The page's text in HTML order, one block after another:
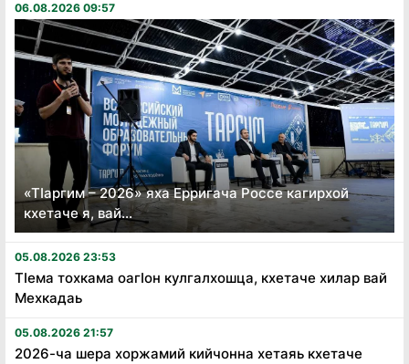
06.08.2026 09:57
«Тӏаргим – 2026» яха Ерригача Россе кагирхой
кхетаче я, вай...
05.08.2026 23:53
Тӏема тохкама оагӏон кулгалхошца, кхетаче хилар вай
Мехкадаь
05.08.2026 21:57
2026-ча шера хоржамий кийчонна хетаяь кхетаче